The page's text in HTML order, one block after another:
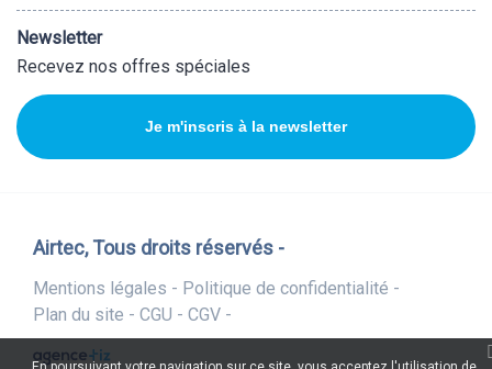
Newsletter
Recevez nos offres spéciales
Je m'inscris à la newsletter
Airtec, Tous droits réservés -
Mentions légales - Politique de confidentialité -
Plan du site - CGU - CGV -